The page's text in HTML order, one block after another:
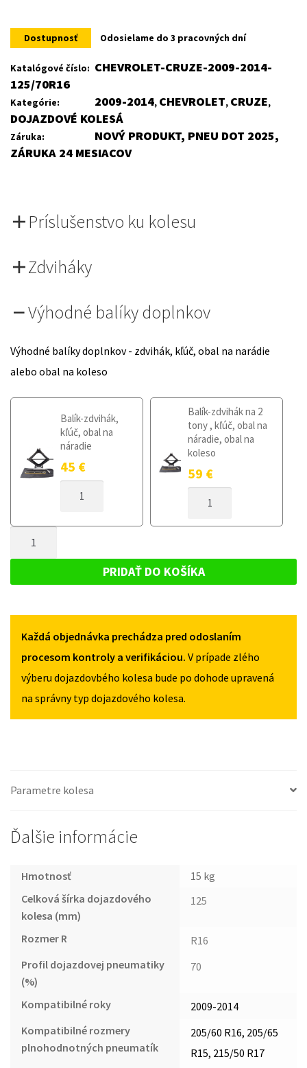
was:
168 €.
is:
143 €.
Dostupnosť Odosielame do 3 pracovných dní
Katalógové číslo: CHEVROLET-CRUZE-2009-2014-
125/70R16
Kategórie: 2009-2014, CHEVROLET, CRUZE,
DOJAZDOVÉ KOLESÁ
Záruka:
NOVÝ PRODUKT, PNEU DOT 2025,
ZÁRUKA 24 MESIACOV
Príslušenstvo ku kolesu
Zdviháky
Výhodné balíky doplnkov
Výhodné balíky doplnkov - zdvihák, kľúč, obal na narádie
alebo obal na koleso
Balík-zdvihák,
kľúč, obal na
náradie
45 €
DOJAZDOVÉ
CHEVROLET
2009-
125/70R16
Balík-zdvihák na 2
tony , kľúč, obal na
náradie, obal na
koleso
59 €
DOJAZDOVÉ
2009-
2014
CHEVROLET
2014
125/70R16
5X105
PRIDAŤ DO KOŠÍKA
Každá objednávka prechádza pred odoslaním
procesom kontroly a verifikáciou. V prípade zlého
výberu dojazdovbého kolesa bude po dohode upravená
na správny typ dojazdového kolesa.
Parametre kolesa
Ďalšie informácie
Hmotnosť
15 kg
Celková šírka dojazdového
kolesa (mm)
125
Rozmer R
R16
Profil dojazdovej pneumatiky
(%)
70
Kompatibilné roky
2009-2014
Kompatibilné rozmery
plnohodnotných pneumatík
205/60 R16, 205/65
R15, 215/50 R17